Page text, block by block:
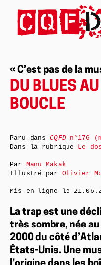
« C’est pas de la
DU BLUES
BOUCLE
La trap est une
très sombre, née
2000 du côté
États-Unis. Une
Paru dansCQFDn°176
Dans la rubrique Le
Par Manu Makak
Illustré par Olivier
Mis en ligne le